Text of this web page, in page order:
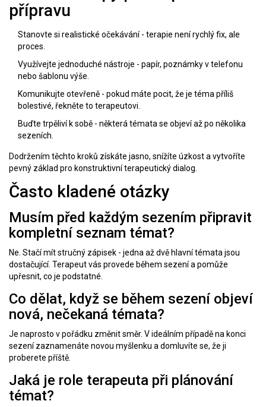
přípravu
Stanovte si realistické očekávání - terapie není rychlý fix, ale
proces.
Využívejte jednoduché nástroje - papír, poznámky v telefonu
nebo šablonu výše.
Komunikujte otevřeně - pokud máte pocit, že je téma příliš
bolestivé, řekněte to terapeutovi.
Buďte trpěliví k sobě - některá témata se objeví až po několika
sezeních.
Dodržením těchto kroků získáte jasno, snížíte úzkost a vytvoříte
pevný základ pro konstruktivní terapeutický dialog.
Často kladené otázky
Musím před každým sezením připravit
kompletní seznam témat?
Ne. Stačí mít stručný zápisek - jedna až dvě hlavní témata jsou
dostačující. Terapeut vás provede během sezení a pomůže
upřesnit, co je podstatné.
Co dělat, když se během sezení objeví
nová, nečekaná témata?
Je naprosto v pořádku změnit směr. V ideálním případě na konci
sezení zaznamenáte novou myšlenku a domluvíte se, že ji
proberete příště.
Jaká je role terapeuta při plánování
témat?